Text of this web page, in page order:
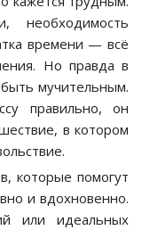
необходимость
времени — всё
Но правда в
мучительным.
правильно, он
в котором
которые помогут
и вдохновенно.
или идеальных